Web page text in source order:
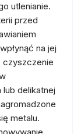
utlenianie.
przed
na jej
czyszczenie
delikatnej
metalu.